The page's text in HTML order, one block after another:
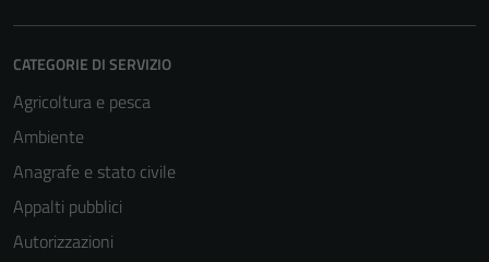
CATEGORIE DI SERVIZIO
Agricoltura e pesca
Ambiente
Anagrafe e stato civile
Appalti pubblici
Autorizzazioni